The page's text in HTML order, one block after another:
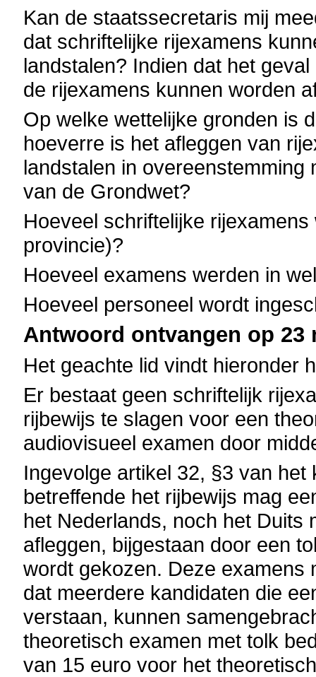
Kan de staatssecretaris mij
dat schriftelijke rijexamens
landstalen? Indien dat het
de rijexamens kunnen worden
Op welke wettelijke gronden is
hoeverre is het afleggen van
landstalen in
van de Grondwet?
Hoeveel schriftelijke
provincie)?
Hoeveel examens werden in
Hoeveel personeel wordt
Antwoord ontvangen op 23
Het geachte lid vindt hieronder
Er bestaat geen schriftelijk
rijbewijs te slagen voor een
audiovisueel examen door
Ingevolge artikel 32, §3 van
betreffende het rijbewijs mag
het Nederlands, noch het Duits
afleggen, bijgestaan door een
wordt gekozen. Deze examens
dat meerdere kandidaten die
verstaan, kunnen
theoretisch examen met tolk
van 15 euro voor het